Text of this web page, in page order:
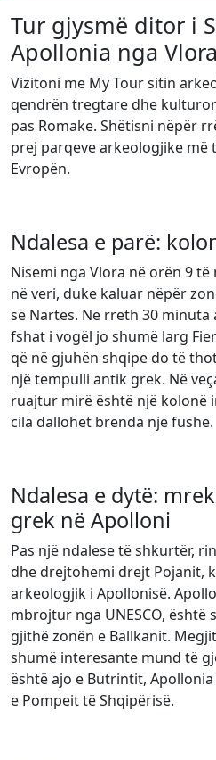
Tur gjysmë ditor i
Apollonia nga Vlora
Vizitoni me My Tour sitin
qendrën tregtare dhe
pas Romake. Shëtisni nëpër
prej parqeve arkeologjike
Evropën.
Ndalesa e parë:
Nisemi nga Vlora në orën 9
në veri, duke kaluar nëpër
së Nartës. Në rreth 30 minuta
fshat i vogël jo shumë larg
që në gjuhën shqipe do të
një tempulli antik grek. Në
ruajtur mirë është një kolonë
cila dallohet brenda një fushe.
Ndalesa e dytë:
grek në Apolloni
Pas një ndalese të shkurtër,
dhe drejtohemi drejt Pojanit,
arkeologjik i Apollonisë.
mbrojtur nga UNESCO,
gjithë zonën e Ballkanit.
shumë interesante mund të
është ajo e Butrintit,
e Pompeit të Shqipërisë.